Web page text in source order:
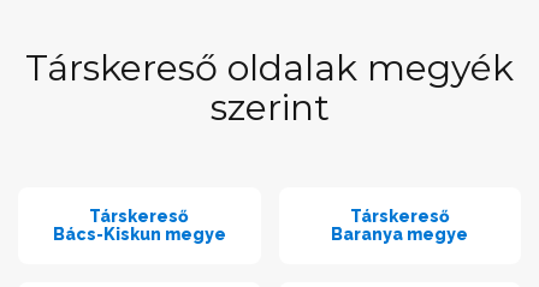
Társkereső oldalak megyék
szerint
Társkereső
Bács-Kiskun megye
Társkereső
Baranya megye